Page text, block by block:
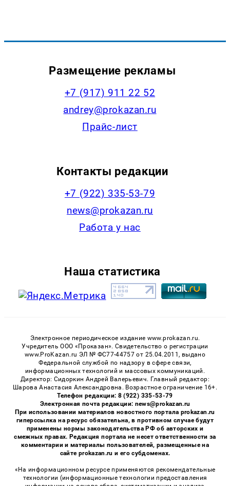
Размещение рекламы
+7 (917) 911 22 52
andrey@prokazan.ru
Прайс-лист
Контакты редакции
+7 (922) 335-53-79
news@prokazan.ru
Работа у нас
Наша статистика
Электронное периодическое издание www.prokazan.ru.
Учредитель ООО «Проказан». Cвидетельство о регистрации
www.ProKazan.ru ЭЛ № ФС77-44757 от 25.04.2011, выдано
Федеральной службой по надзору в сфере связи,
информационных технологий и массовых коммуникаций.
Директор: Сидоркин Андрей Валерьевич. Главный редактор:
Шарова Анастасия Александровна. Возрастное ограничение 16+.
Телефон редакции: 8 (922) 335-53-79
Электронная почта редакции: news@prokazan.ru
При использовании материалов новостного портала prokazan.ru
гиперссылка на ресурс обязательна, в противном случае будут
применены нормы законодательства РФ об авторских и
смежных правах. Редакция портала не несет ответственности за
комментарии и материалы пользователей, размещенные на
сайте prokazan.ru и его субдоменах.
«На информационном ресурсе применяются рекомендательные
технологии (информационные технологии предоставления